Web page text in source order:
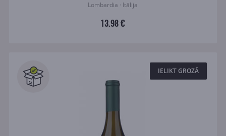
Lombardia · Itālija
13.98 €
IELIKT GROZĀ